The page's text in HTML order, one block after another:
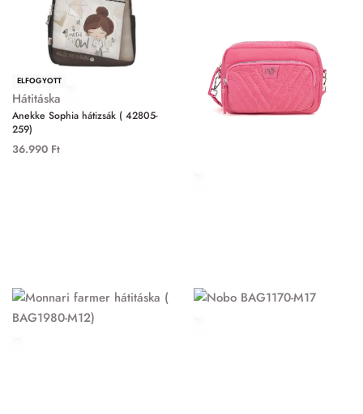
ELFOGYOTT
Hátitáska
Anekke Sophia hátizsák ( 42805-
259)
36.990 Ft
Válltáska
Nobo málna színű crossbody táska